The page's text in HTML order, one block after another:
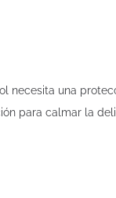
necesita una
para calmar la